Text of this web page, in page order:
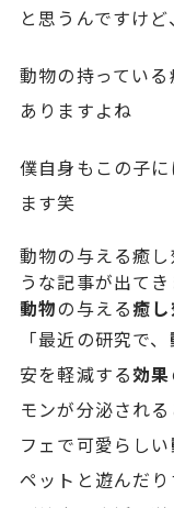
と思うんですけど、
動物の持ってい
ありますよね
僕自身もこの子
ます笑
動物の与える癒
うな記事が出てき
動物の与える癒
「最近の研究で、
安を軽減する効果
モンが分泌され
フェで可愛らしい
ペットと遊んだ